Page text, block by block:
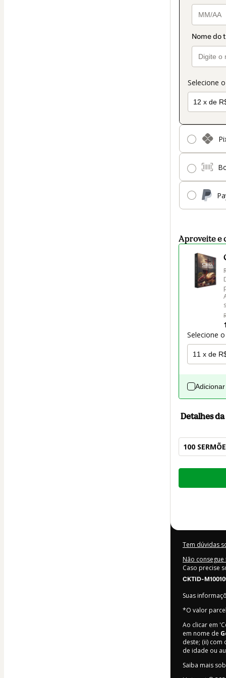
Selecione
Aproveite e
Selecione
Detalhes
100
Total
Tem dúvidas
Não
Caso precise
CKTID-
Suas
*O valor
Ao clicar em
em nome de
deste; (ii) com
de idade ou
Saiba mais